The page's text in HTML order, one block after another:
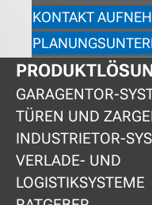
KONTAKT
GARAGENTOR-
TÜREN UND
INDUSTRIETOR-
VERLADE- UND
LOGISTIKSYSTEME